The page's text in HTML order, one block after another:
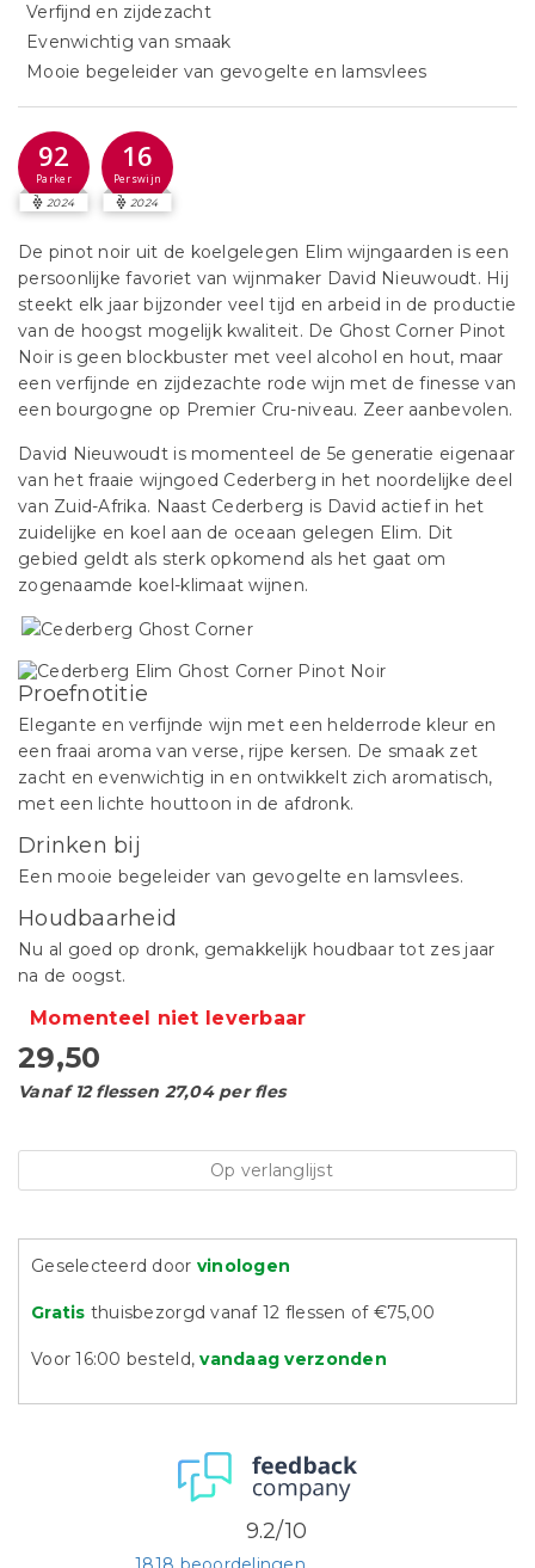
Verfijnd en zijdezacht
Evenwichtig van smaak
Mooie begeleider van gevogelte en lamsvlees
92
Parker
2024
16
Perswijn
2024
De pinot noir uit de koelgelegen Elim wijngaarden is een
persoonlijke favoriet van wijnmaker David Nieuwoudt. Hij
steekt elk jaar bijzonder veel tijd en arbeid in de productie
van de hoogst mogelijk kwaliteit. De Ghost Corner Pinot
Noir is geen blockbuster met veel alcohol en hout, maar
een verfijnde en zijdezachte rode wijn met de finesse van
een bourgogne op Premier Cru-niveau. Zeer aanbevolen.
David Nieuwoudt is momenteel de 5e generatie eigenaar
van het fraaie wijngoed Cederberg in het noordelijke deel
van Zuid-Afrika. Naast Cederberg is David actief in het
zuidelijke en koel aan de oceaan gelegen Elim. Dit
gebied geldt als sterk opkomend als het gaat om
zogenaamde koel-klimaat wijnen.
Proefnotitie
Elegante en verfijnde wijn met een helderrode kleur en
een fraai aroma van verse, rijpe kersen. De smaak zet
zacht en evenwichtig in en ontwikkelt zich aromatisch,
met een lichte houttoon in de afdronk.
Drinken bij
Een mooie begeleider van gevogelte en lamsvlees.
Houdbaarheid
Nu al goed op dronk, gemakkelijk houdbaar tot zes jaar
na de oogst.
Momenteel niet leverbaar
29,50
Vanaf 12 flessen 27,04 per fles
Op verlanglijst
Geselecteerd door vinologen
Gratis thuisbezorgd vanaf 12 flessen of €75,00
Voor 16:00 besteld,vandaag verzonden
9.2/10